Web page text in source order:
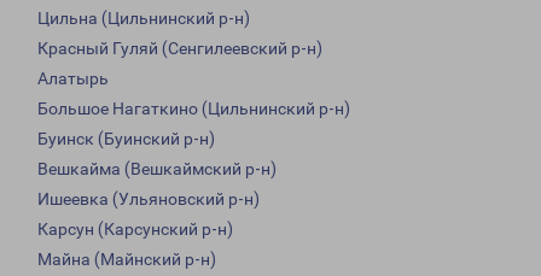
Цильна (Цильнинский р-н)
Красный Гуляй (Сенгилеевский р-н)
Алатырь
Большое Нагаткино (Цильнинский р-н)
Буинск (Буинский р-н)
Вешкайма (Вешкаймский р-н)
Ишеевка (Ульяновский р-н)
Карсун (Карсунский р-н)
Майна (Майнский р-н)